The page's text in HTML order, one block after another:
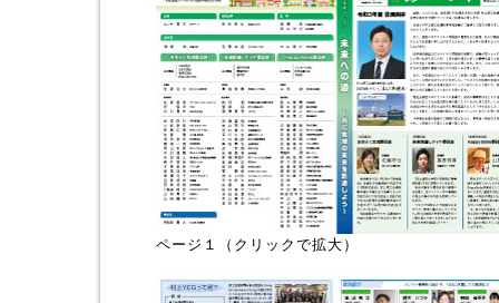
ページ１（クリックで拡大）